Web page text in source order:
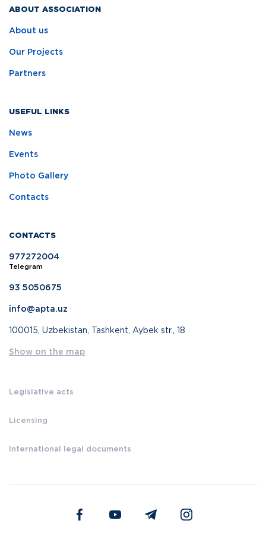
ABOUT ASSOCIATION
About us
Our Projects
Partners
USEFUL LINKS
News
Events
Photo Gallery
Contacts
CONTACTS
977272004
Telegram
93 5050675
info@apta.uz
100015, Uzbekistan, Tashkent, Aybek str., 18
Show on the map
Legislative acts
Licensing
International legal documents